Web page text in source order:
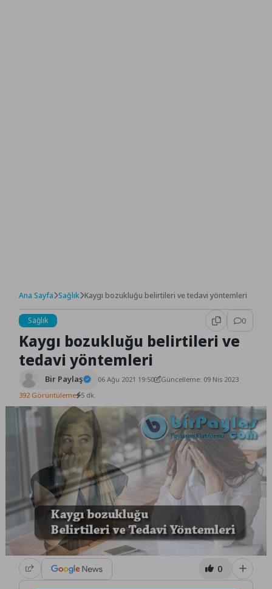
Ana Sayfa Sağlık Kaygı bozukluğu belirtileri ve tedavi yöntemleri
Sağlık 0
Kaygı bozukluğu belirtileri ve
tedavi yöntemleri
Bir Paylaş 06 Ağu 2021 19:50
Güncelleme: 09 Nis 2023
392 Görüntüleme 5 dk.
0